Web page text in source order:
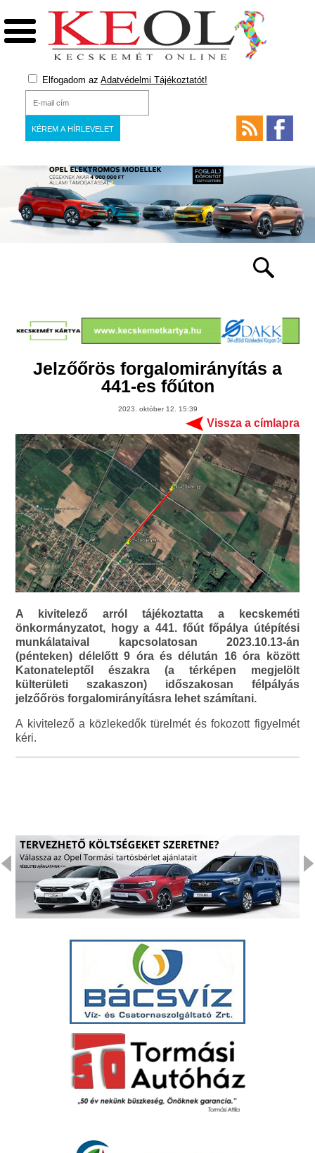
Elfogadom az Adatvédelmi Tájékoztatót!
Jelzőőrös forgalomirányítás a
441-es főúton
2023. október 12. 15:39
Vissza a címlapra
A kivitelező arról tájékoztatta a kecskeméti
önkormányzatot, hogy a 441. főút főpálya útépítési
munkálataival kapcsolatosan 2023.10.13-án
(pénteken) délelőtt 9 óra és délután 16 óra között
Katonateleptől északra (a térképen megjelölt
külterületi szakaszon) időszakosan félpályás
jelzőőrös forgalomirányításra lehet számítani.
A kivitelező a közlekedők türelmét és fokozott figyelmét
kéri.